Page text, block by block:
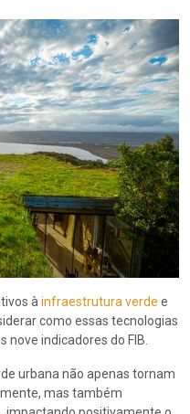
à infraestrutura verde e
como essas tecnologias
indicadores do FIB.
urbana não apenas tornam
mas também